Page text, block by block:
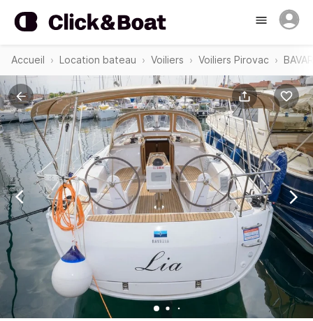
Accueil Location bateau Voiliers Voiliers Pirovac